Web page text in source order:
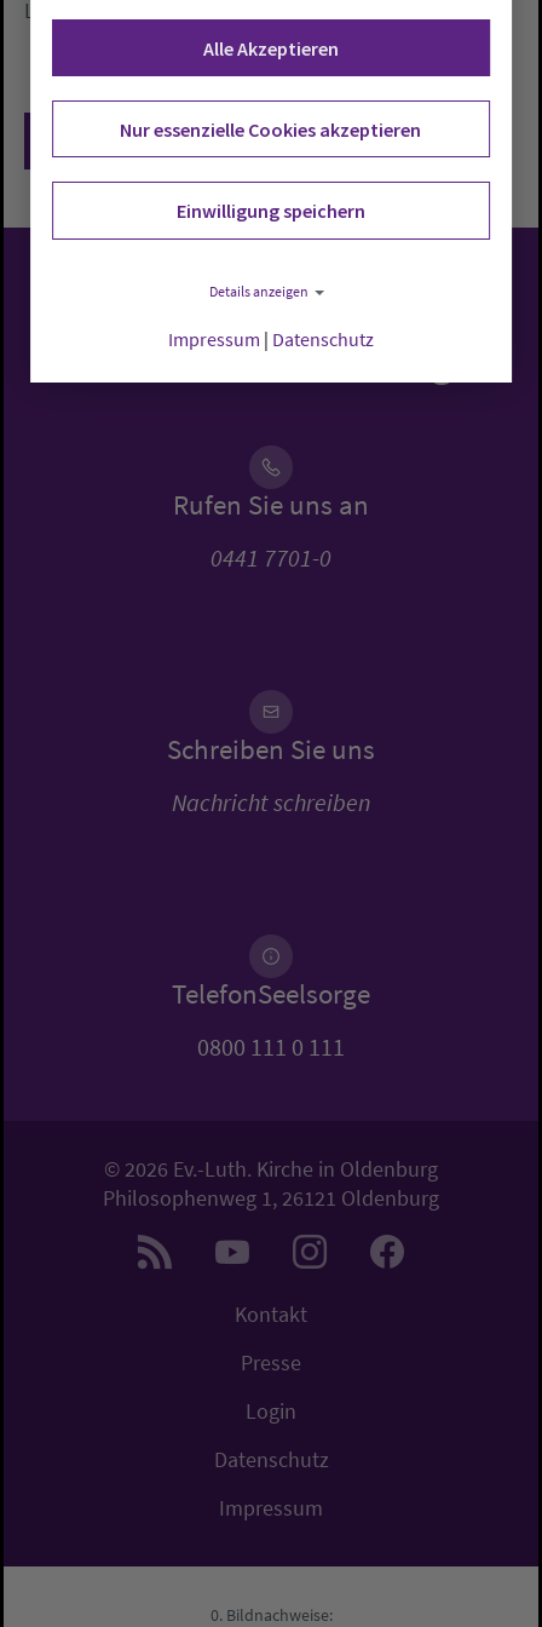
Lebenskontexten von Männern ausgehen, hieß es.
Zurück
Evangelisch-Lutherische
Kirche in Oldenburg
Rufen Sie uns an
0441 7701-0
Schreiben Sie uns
Nachricht schreiben
TelefonSeelsorge
0800 111 0 111
© 2026 Ev.-Luth. Kirche in Oldenburg
Philosophenweg 1, 26121 Oldenburg
Kontakt
Presse
Login
Datenschutz
Impressum
Bildnachweise:
Alle Akzeptieren
Nur essenzielle Cookies akzeptieren
Einwilligung speichern
Details anzeigen
Impressum | Datenschutz